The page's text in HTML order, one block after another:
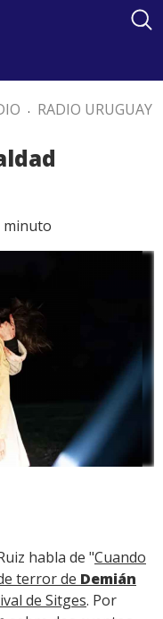
. RADIO URUGUAY
minuto
habla de "Cuando
terror de Demián
de Sitges. Por